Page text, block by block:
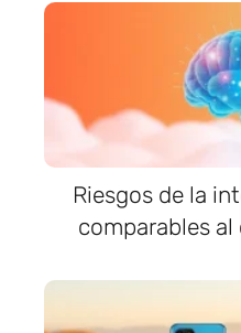
Riesgos de la
comparables